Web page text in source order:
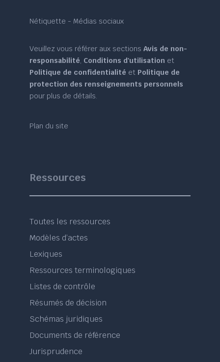
Nétiquette - Médias sociaux
Veuillez vous référer aux sectionsAvis de non-
responsabilité, Conditions d'utilisation et
Politique de confidentialité et Politique de
protection des renseignements personnels
pour plus de détails.
Plan du site
Ressources
Toutes les ressources
Modèles d’actes
Lexiques
Ressources terminologiques
Listes de contrôle
Résumés de décision
Schémas juridiques
Documents de référence
Jurisprudence